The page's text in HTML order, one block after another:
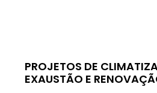
PROJETOS DE
EXAUSTÃO E